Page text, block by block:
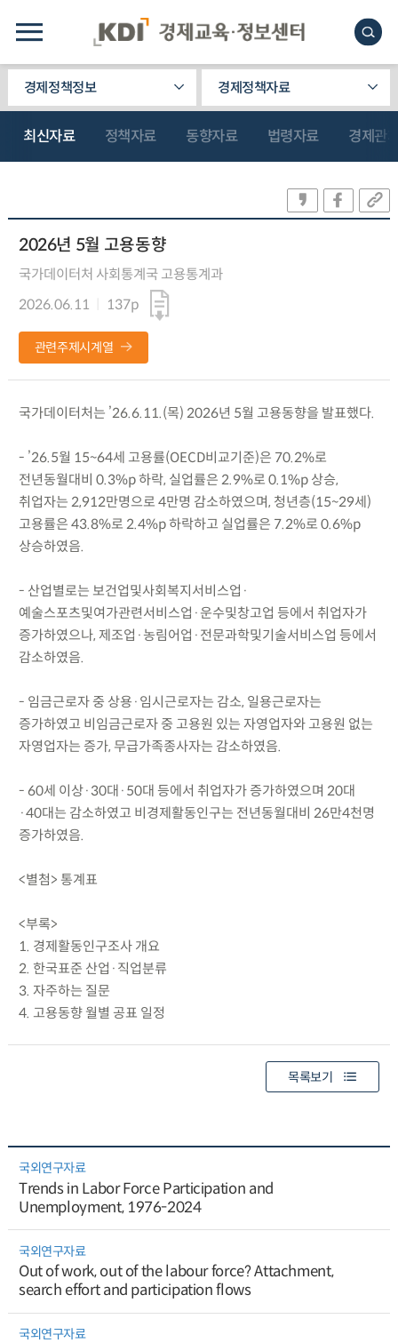
경제정책정보 경제정책자료
최신자료 정책자료 동향자료 법령자료 경제관
2026년 5월 고용동향
국가데이터처 사회통계국 고용통계과
2026.06.11
137p
관련주제시계열
국가데이터처는 ’26.6.11.(목) 2026년 5월 고용동향을 발표했다.
- ’26.5월 15~64세 고용률(OECD비교기준)은 70.2%로
전년동월대비 0.3%p 하락, 실업률은 2.9%로 0.1%p 상승,
취업자는 2,912만명으로 4만명 감소하였으며, 청년층(15~29세)
고용률은 43.8%로 2.4%p 하락하고 실업률은 7.2%로 0.6%p
상승하였음.
- 산업별로는 보건업및사회복지서비스업·
예술스포츠및여가관련서비스업·운수및창고업 등에서 취업자가
증가하였으나, 제조업·농림어업·전문과학및기술서비스업 등에서
감소하였음.
- 임금근로자 중 상용·임시근로자는 감소, 일용근로자는
증가하였고 비임금근로자 중 고용원 있는 자영업자와 고용원 없는
자영업자는 증가, 무급가족종사자는 감소하였음.
- 60세 이상·30대·50대 등에서 취업자가 증가하였으며 20대
·40대는 감소하였고 비경제활동인구는 전년동월대비 26만4천명
증가하였음.
<별첨> 통계표
<부록>
1. 경제활동인구조사 개요
2. 한국표준 산업·직업분류
3. 자주하는 질문
4. 고용동향 월별 공표 일정
목록보기
국외연구자료
Trends in Labor Force Participation and
Unemployment, 1976-2024
국외연구자료
Out of work, out of the labour force? Attachment,
search effort and participation flows
국외연구자료